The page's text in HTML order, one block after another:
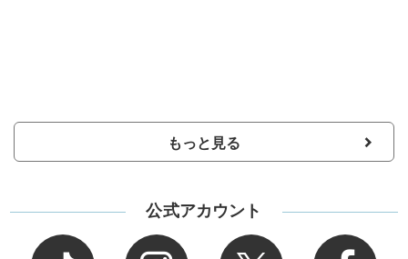
もっと見る
公式アカウント